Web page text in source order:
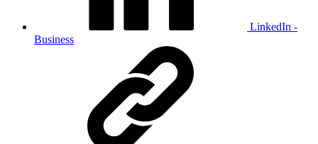
LinkedIn -
Business